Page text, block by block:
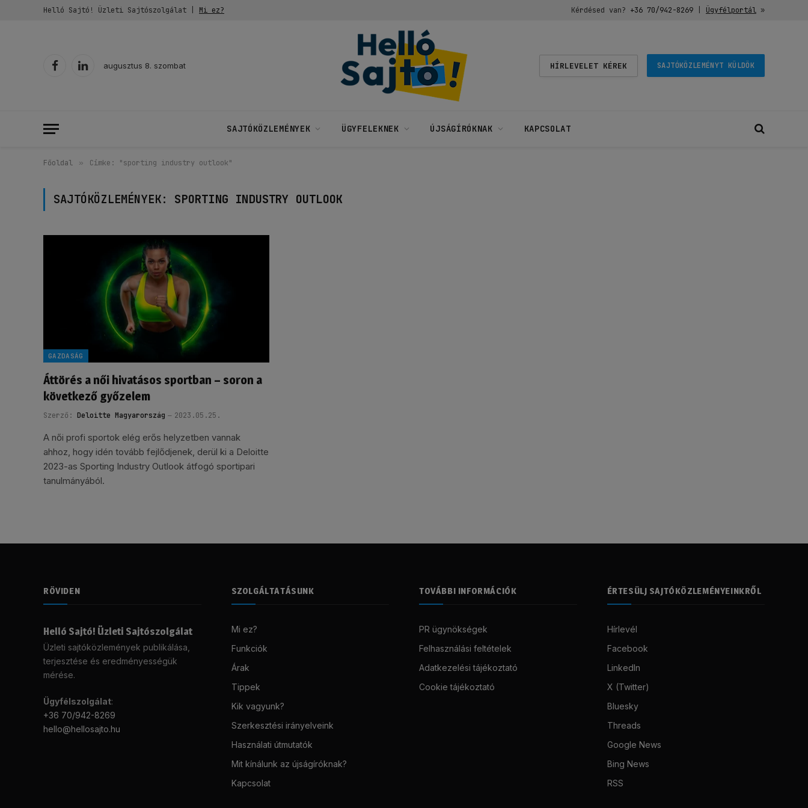
Helló Sajtó! Üzleti Sajtószolgálat | Mi ez? Kérdésed van? +36 70/942-8269| Ügyfélportál»
FacebookLinkedIn
augusztus 8. szombat HÍRLEVELET KÉREK SAJTÓKÖZLEMÉNYT KÜLDÖK
SAJTÓKÖZLEMÉNYEK ÜGYFELEKNEK ÚJSÁGÍRÓKNAK KAPCSOLAT
Főoldal » Címke: "sporting industry outlook"
SAJTÓKÖZLEMÉNYEK: SPORTING INDUSTRY OUTLOOK
GAZDASÁG
Áttörés a női hivatásos sportban – soron a
következő győzelem
Szerző: Deloitte Magyarország 2023.05.25.
A női profi sportok elég erős helyzetben vannak
ahhoz, hogy idén tovább fejlődjenek, derül ki a Deloitte
2023-as Sporting Industry Outlook átfogó sportipari
tanulmányából.
RÖVIDEN
Helló Sajtó! Üzleti Sajtószolgálat
Üzleti sajtóközlemények publikálása,
terjesztése és eredményességük
mérése.
Ügyfélszolgálat:
+36 70/942-8269
hello@hellosajto.hu
SZOLGÁLTATÁSUNK
Mi ez?
Funkciók
Árak
Tippek
Kik vagyunk?
Szerkesztési irányelveink
Használati útmutatók
Mit kínálunk az újságíróknak?
Kapcsolat
TOVÁBBI INFORMÁCIÓK
PR ügynökségek
Felhasználási feltételek
Adatkezelési tájékoztató
Cookie tájékoztató
ÉRTESÜLJ SAJTÓKÖZLEMÉNYEINKRŐL
Hírlevél
Facebook
LinkedIn
X (Twitter)
Bluesky
Threads
Google News
Bing News
RSS